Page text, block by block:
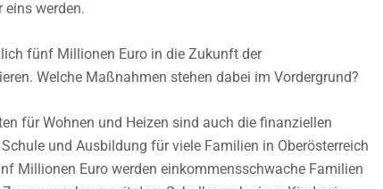
eins werden.
fünf Millionen Euro in die Zukunft der
Welche Maßnahmen stehen dabei im Vordergrund?
für Wohnen und Heizen sind auch die finanziellen
und Ausbildung für viele Familien in Oberösterreich
Millionen Euro werden einkommensschwache Familien